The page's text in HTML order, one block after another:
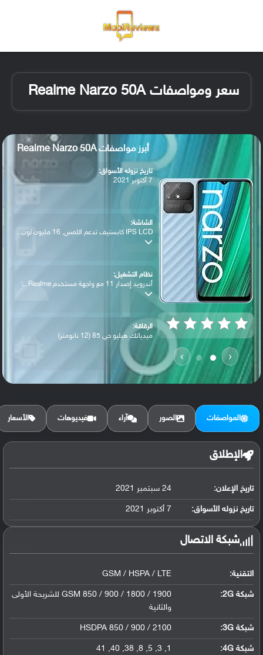
سعر ومواصفات Realme Narzo 50A
‹
›
أبرز مواصفات Realme Narzo 50A
تاريخ نزوله الأسواق:
7 أكتوبر 2021
الشاشة:
IPS LCD كابستيف تدعم اللمس, 16 مليون لون...
نظام التشغيل:
أندرويد إصدار 11 مع واجهة مستخدم Realme ...
الرقاقة:
ميدياتك هيليو جي 85 (12 نانومتر)
الرام / التخزين:
البطارية:
ليثيوم بوليمر سعة 6000 مللي أمبير, غير ق...
المواصفات الصور آراء فيديوهات الأسعار
الإطلاق
تاريخ الإعلان: 24 سبتمبر 2021
تاريخ نزوله الأسواق: 7 أكتوبر 2021
شبكة الاتصال
التقنية: GSM / HSPA / LTE
شبكة 2G:
GSM 850 / 900 / 1800 / 1900 للشريحة الأولى
والثانية
شبكة 3G :
HSDPA 850 / 900 / 2100
شبكة 4G :
1, 3, 5, 8, 38, 40, 41